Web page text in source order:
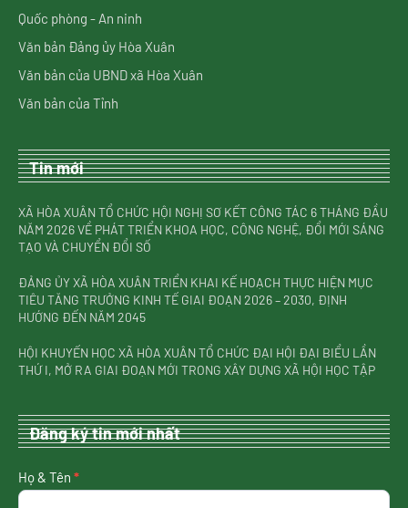
Quốc phòng - An ninh
Văn bản Đảng ủy Hòa Xuân
Văn bản của UBND xã Hòa Xuân
Văn bản của Tỉnh
Tin mới
XÃ HÒA XUÂN TỔ CHỨC HỘI NGHỊ SƠ KẾT CÔNG TÁC 6 THÁNG ĐẦU
NĂM 2026 VỀ PHÁT TRIỂN KHOA HỌC, CÔNG NGHỆ, ĐỔI MỚI SÁNG
TẠO VÀ CHUYỂN ĐỔI SỐ
ĐẢNG ỦY XÃ HÒA XUÂN TRIỂN KHAI KẾ HOẠCH THỰC HIỆN MỤC
TIÊU TĂNG TRƯỞNG KINH TẾ GIAI ĐOẠN 2026 – 2030, ĐỊNH
HƯỚNG ĐẾN NĂM 2045
HỘI KHUYẾN HỌC XÃ HÒA XUÂN TỔ CHỨC ĐẠI HỘI ĐẠI BIỂU LẦN
THỨ I, MỞ RA GIAI ĐOẠN MỚI TRONG XÂY DỰNG XÃ HỘI HỌC TẬP
Đăng ký tin mới nhất
nhận
tin
Họ & Tên *